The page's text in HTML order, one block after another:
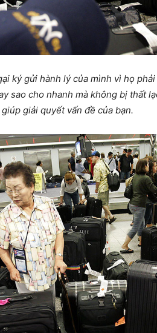
ký gửi hành lý của mình vì họ
sao cho nhanh mà không bị thất
giải quyết vấn đề của bạn.